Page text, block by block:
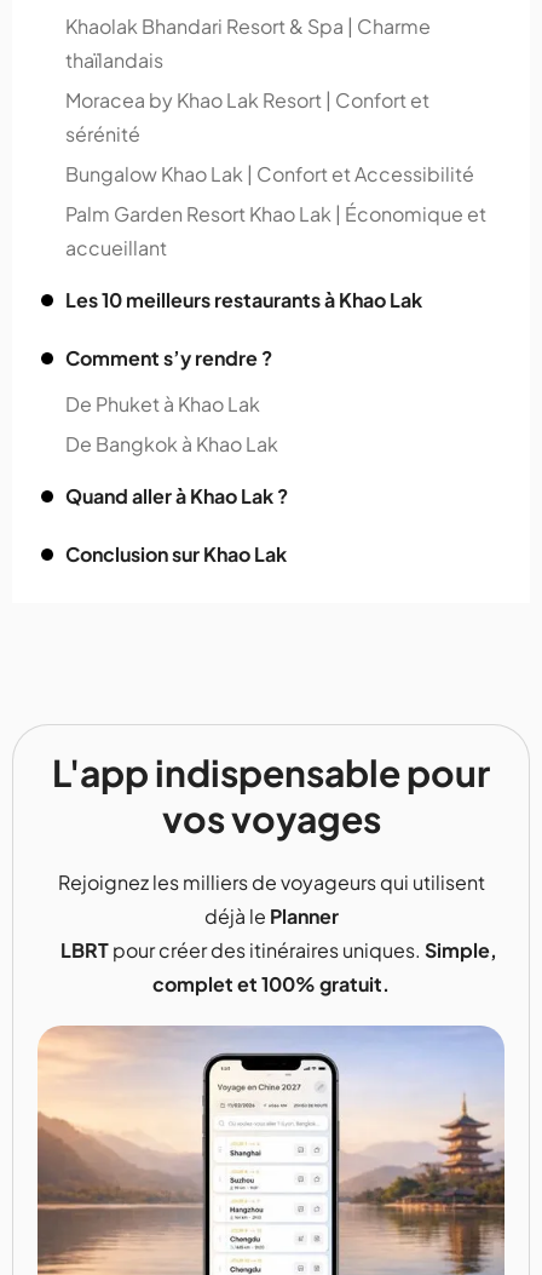
Khaolak Bhandari Resort & Spa | Charme
thaïlandais
Moracea by Khao Lak Resort | Confort et
sérénité
Bungalow Khao Lak | Confort et Accessibilité
Palm Garden Resort Khao Lak | Économique et
accueillant
Les 10 meilleurs restaurants à Khao Lak
Comment s’y rendre ?
De Phuket à Khao Lak
De Bangkok à Khao Lak
Quand aller à Khao Lak ?
Conclusion sur Khao Lak
L'app indispensable pour
vos voyages
Rejoignez les milliers de voyageurs qui utilisent
déjà le Planner
LBRTpour créer des itinéraires uniques. Simple,
complet et 100% gratuit.